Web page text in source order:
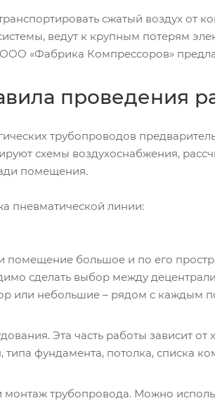
сжатый воздух от
ведут к крупным потерям
«Фабрика Компрессоров»
проведения
трубопроводов
схемы воздухоснабжения,
помещения.
пневматической линии:
помещение большое и по его
сделать выбор между
или небольшие – рядом с каждым
Эта часть работы зависит
типа фундамента, потолка, списка
трубопровода. Можно